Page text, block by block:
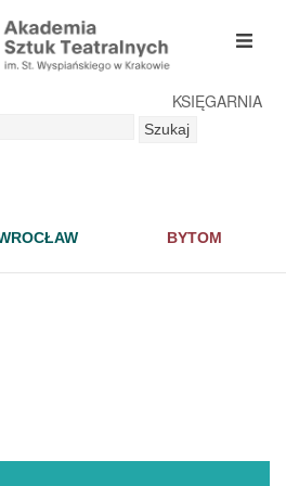
KSIĘGARNIA
Szukaj
BYTOM